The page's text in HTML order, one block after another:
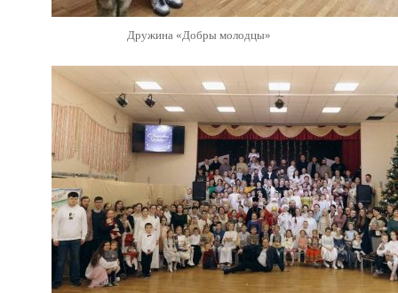
Дружина «Добры молодцы»